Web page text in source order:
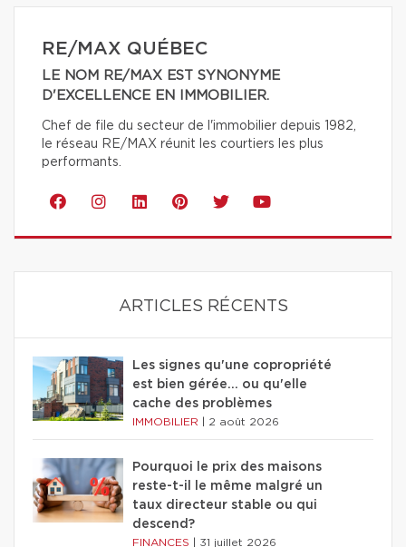
RE/MAX QUÉBEC
LE NOM RE/MAX EST SYNONYME
D'EXCELLENCE EN IMMOBILIER.
Chef de file du secteur de l'immobilier depuis 1982,
le réseau RE/MAX réunit les courtiers les plus
performants.
ARTICLES RÉCENTS
Les signes qu'une copropriété
est bien gérée… ou qu'elle
cache des problèmes
IMMOBILIER 2 août 2026
Pourquoi le prix des maisons
reste-t-il le même malgré un
taux directeur stable ou qui
descend?
FINANCES 31 juillet 2026